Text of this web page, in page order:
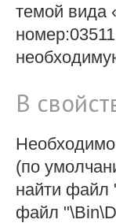
темой вида
В
(по
найти файл
файл